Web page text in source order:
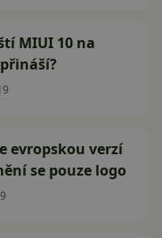
MIUI 10 na
evropskou verzí
se pouze logo